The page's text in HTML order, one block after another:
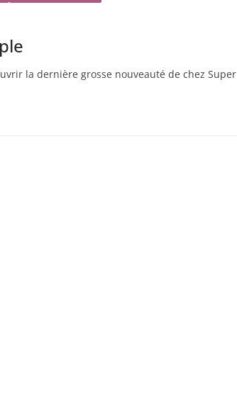
la dernière grosse nouveauté de chez Super